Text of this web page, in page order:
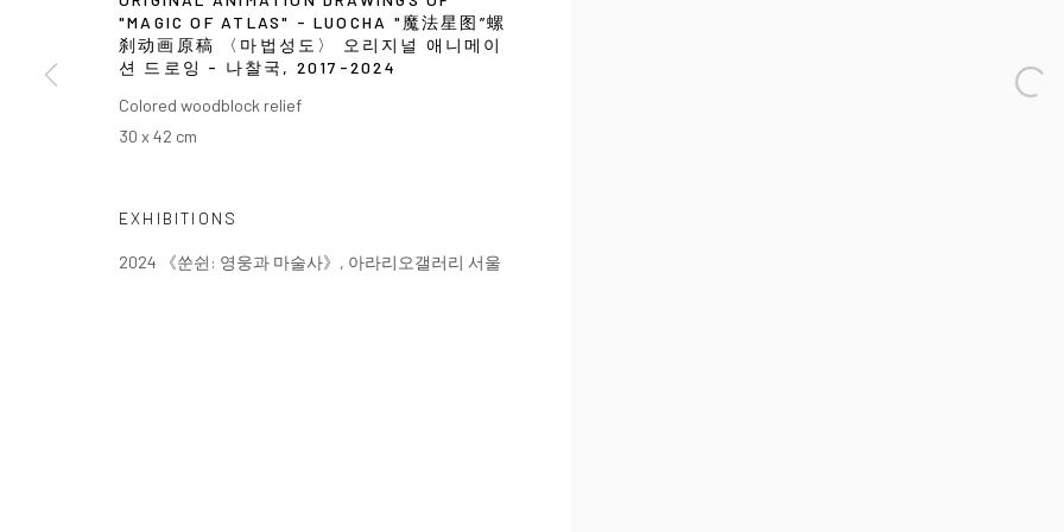
"MAGIC OF ATLAS" - LUOCHA "魔法星图”螺
刹动画原稿 〈마법성도〉 오리지널 애니메이
션 드로잉 - 나찰국 , 2017-2024
Colored woodblock relief
30 x 42 cm
EXHIBITIONS
2024 《쑨쉰: 영웅과 마술사》, 아라리오갤러리 서울